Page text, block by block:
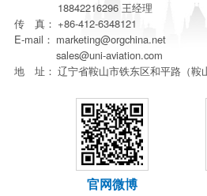
18842216296 王经理
传 真： +86-412-6348121
E-mail： marketing@orgchina.net
sales@uni-aviation.com
地 址： 辽宁省鞍山市铁东区和平路（鞍
官网微博